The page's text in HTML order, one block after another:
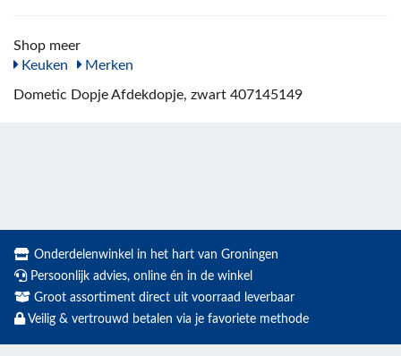
Shop meer
Keuken
Merken
Dometic Dopje Afdekdopje, zwart 407145149
Onderdelenwinkel in het hart van Groningen
Persoonlijk advies, online én in de winkel
Groot assortiment direct uit voorraad leverbaar
Veilig & vertrouwd betalen via je favoriete methode